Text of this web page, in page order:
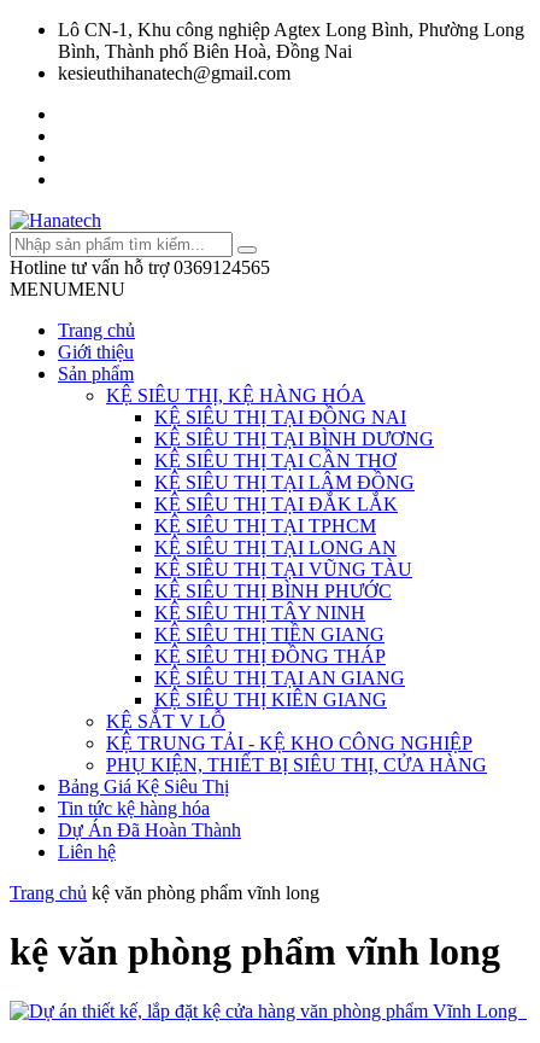
Lô CN-1, Khu công nghiệp Agtex Long Bình, Phường Long
Bình, Thành phố Biên Hoà, Đồng Nai
kesieuthihanatech@gmail.com
Hotline tư vấn hỗ trợ 0369124565
MENUMENU
Trang chủ
Giới thiệu
Sản phẩm
KỆ SIÊU THỊ, KỆ HÀNG HÓA
KỆ SIÊU THỊ TẠI ĐỒNG NAI
KỆ SIÊU THỊ TẠI BÌNH DƯƠNG
KỆ SIÊU THỊ TẠI CẦN THƠ
KỆ SIÊU THỊ TẠI LÂM ĐỒNG
KỆ SIÊU THỊ TẠI ĐẮK LẮK
KỆ SIÊU THỊ TẠI TPHCM
KỆ SIÊU THỊ TẠI LONG AN
KỆ SIÊU THỊ TẠI VŨNG TÀU
KỆ SIÊU THỊ BÌNH PHƯỚC
KỆ SIÊU THỊ TÂY NINH
KỆ SIÊU THỊ TIỀN GIANG
KỆ SIÊU THỊ ĐỒNG THÁP
KỆ SIÊU THỊ TẠI AN GIANG
KỆ SIÊU THỊ KIÊN GIANG
KỆ SẮT V LỖ
KỆ TRUNG TẢI - KỆ KHO CÔNG NGHIỆP
PHỤ KIỆN, THIẾT BỊ SIÊU THỊ, CỬA HÀNG
Bảng Giá Kệ Siêu Thị
Tin tức kệ hàng hóa
Dự Án Đã Hoàn Thành
Liên hệ
Trang chủ kệ văn phòng phẩm vĩnh long
kệ văn phòng phẩm vĩnh long